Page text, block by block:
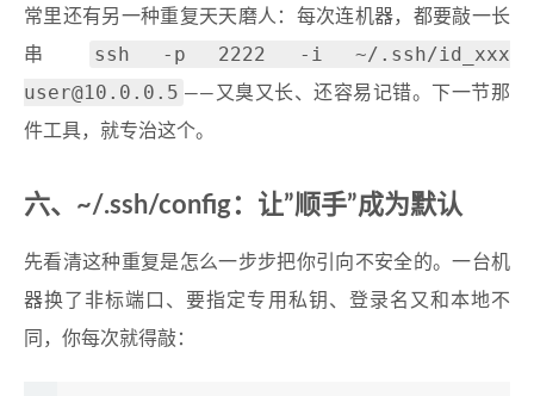
常里还有另一种重复天天磨人：每次连机器，都要敲一长
串
ssh -p 2222 -i ~/.ssh/id_xxx
user@10.0.0.5 ——又臭又长、还容易记错。下一节那
件工具，就专治这个。
六、~/.ssh/config：让”顺手”成为默认
先看清这种重复是怎么一步步把你引向不安全的。一台机
器换了非标端口、要指定专用私钥、登录名又和本地不
同，你每次就得敲：